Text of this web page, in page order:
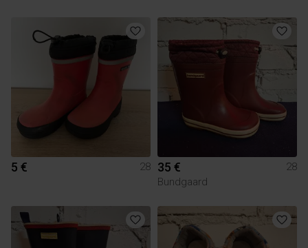
5 € 28 35 €
28
Bundgaard